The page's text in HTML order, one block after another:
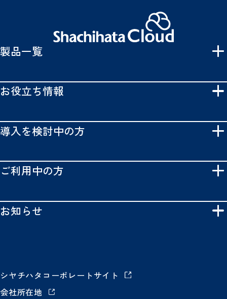
製品一覧
お役立ち情報
導入を検討中の方
ご利用中の方
お知らせ
シヤチハタコーポレートサイト
会社所在地